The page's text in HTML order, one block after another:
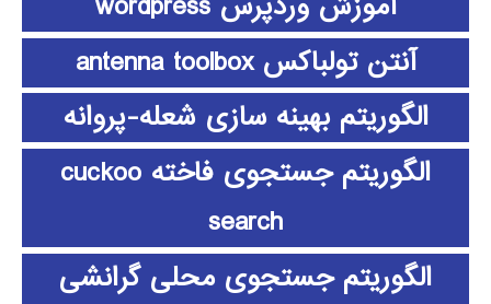
آنتن تولباکس antenna toolbox
الگوریتم بهینه سازی شعله-پروانه
الگوریتم جستجوی فاخته cuckoo
search
الگوریتم جستجوی محلی گرانشی